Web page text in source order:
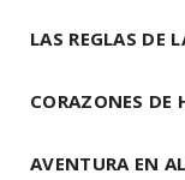
LAS REGLAS
CORAZONES
AVENTURA EN